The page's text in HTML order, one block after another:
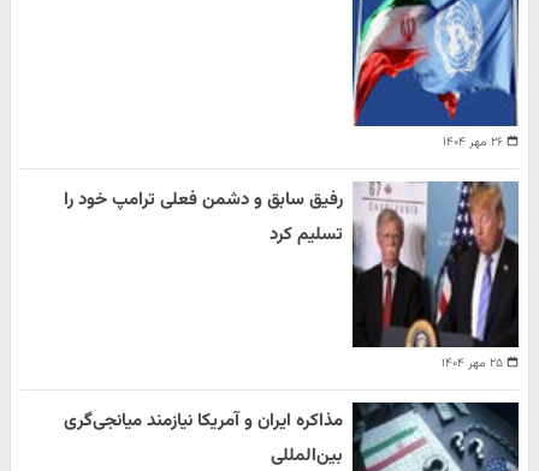
۲۶ مهر ۱۴۰۴
۲۵ مهر ۱۴۰۴
رفیق سابق و دشمن فعلی ترامپ خود را
تسلیم کرد
مذاکره ایران و آمریکا نیازمند میانجی‌گری
بین‌المللی